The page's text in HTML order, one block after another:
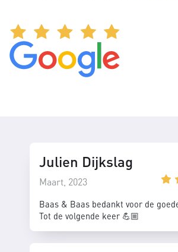
Julien Dijkslag
Maart, 2023
Baas & Baas bedankt voor de
Tot de volgende keer 💪🏼